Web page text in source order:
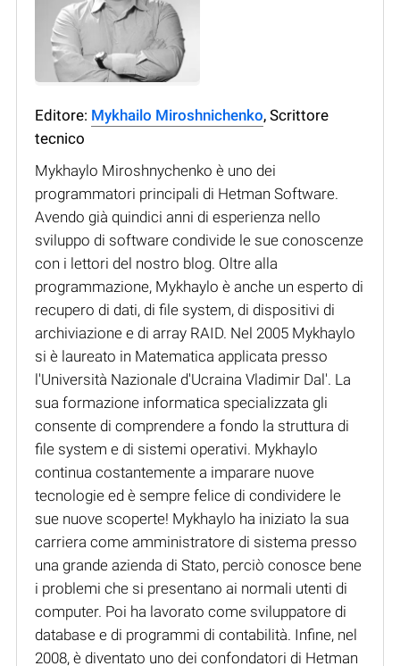
Editore: Mykhailo Miroshnichenko, Scrittore
tecnico
Mykhaylo Miroshnychenko è uno dei
programmatori principali di Hetman Software.
Avendo già quindici anni di esperienza nello
sviluppo di software condivide le sue conoscenze
con i lettori del nostro blog. Oltre alla
programmazione, Mykhaylo è anche un esperto di
recupero di dati, di file system, di dispositivi di
archiviazione e di array RAID. Nel 2005 Mykhaylo
si è laureato in Matematica applicata presso
l'Università Nazionale d'Ucraina Vladimir Dal'. La
sua formazione informatica specializzata gli
consente di comprendere a fondo la struttura di
file system e di sistemi operativi. Mykhaylo
continua costantemente a imparare nuove
tecnologie ed è sempre felice di condividere le
sue nuove scoperte! Mykhaylo ha iniziato la sua
carriera come amministratore di sistema presso
una grande azienda di Stato, perciò conosce bene
i problemi che si presentano ai normali utenti di
computer. Poi ha lavorato come sviluppatore di
database e di programmi di contabilità. Infine, nel
2008, è diventato uno dei confondatori di Hetman